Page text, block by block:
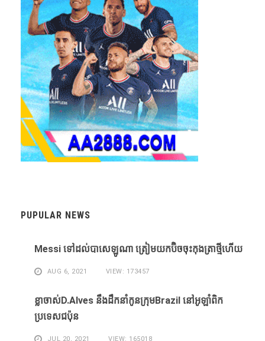
PUPULAR NEWS
Messi ​ទៅ​ដល់​បាសេឡូណា ​ត្រៀម​យក​ប៊ិច​ចុះ​កុងត្រា​ថ្មី​ហើយ​
AUG 6, 2021 VIEW: 173457
ខ្លា​ចាស់D.Alves ​នឹង​ដឹក​នាំ​កូន​ក្រុម​Brazil ​នៅ​អូឡាំពិក​
ប្រទេស​ជប៉ុន​
JUL 20, 2021 VIEW: 165018